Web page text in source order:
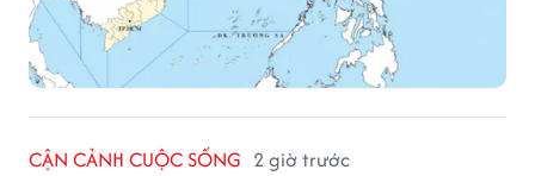
CẬN CẢNH CUỘC SỐNG 2 giờ trước